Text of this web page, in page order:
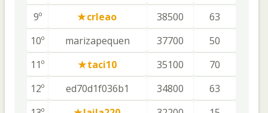
9º
crleao 38500
63
10º
marizapequen 37700
50
11º
taci10 35100
70
12º
ed70d1f036b1 34800
63